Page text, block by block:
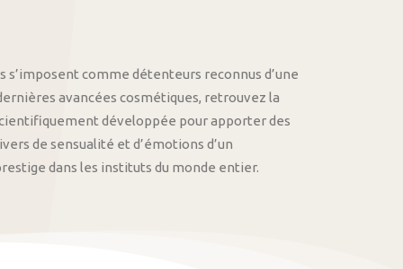
s’imposent comme détenteurs reconnus d’une
avancées cosmétiques, retrouvez la
développée pour apporter des
de sensualité et d’émotions d’un
dans les instituts du monde entier.